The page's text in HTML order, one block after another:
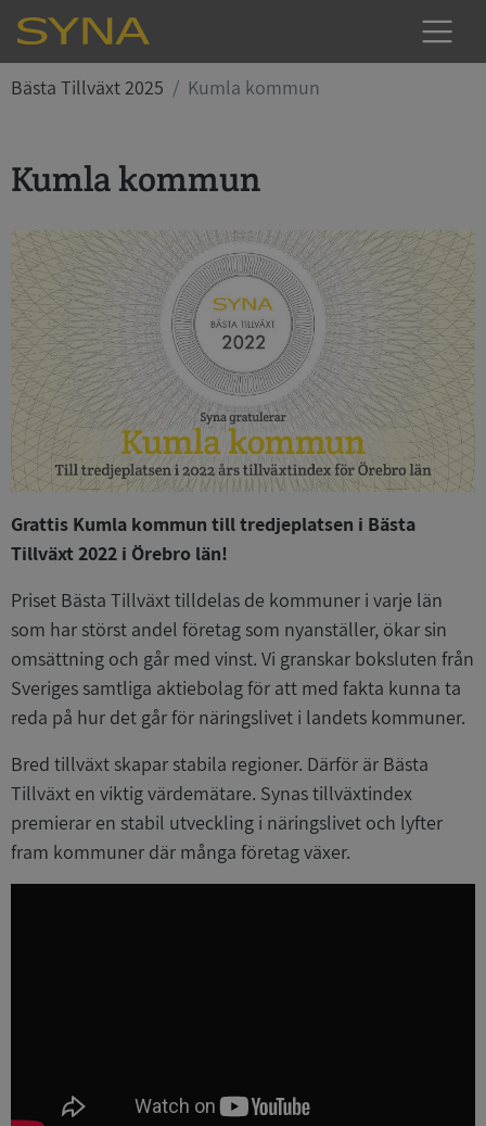
Bästa Tillväxt 2025 Kumla kommun
Kumla kommun
Grattis Kumla kommun till tredjeplatsen i Bästa
Tillväxt 2022 i Örebro län!
Priset Bästa Tillväxt tilldelas de kommuner i varje län
som har störst andel företag som nyanställer, ökar sin
omsättning och går med vinst. Vi granskar boksluten från
Sveriges samtliga aktiebolag för att med fakta kunna ta
reda på hur det går för näringslivet i landets kommuner.
Bred tillväxt skapar stabila regioner. Därför är Bästa
Tillväxt en viktig värdemätare. Synas tillväxtindex
premierar en stabil utveckling i näringslivet och lyfter
fram kommuner där många företag växer.